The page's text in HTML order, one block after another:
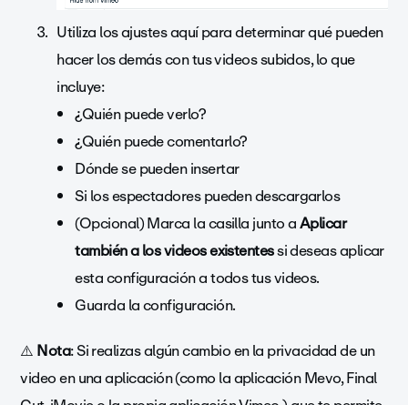
Utiliza los ajustes aquí para determinar qué pueden
hacer los demás con tus videos subidos, lo que
incluye:
¿Quién puede verlo?
¿Quién puede comentarlo?
Dónde se pueden insertar
Si los espectadores pueden descargarlos
(Opcional) Marca la casilla junto aAplicar
también a los videos existentessi deseas aplicar
esta configuración a todos tus videos.
Guarda la configuración.
⚠️Nota: Si realizas algún cambio en la privacidad de un
video en una aplicación (como la aplicación Mevo, Final